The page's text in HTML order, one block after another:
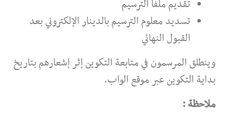
تقديم ملفا الترسيم
تسديد معلوم الترسيم بالدينار الإلكتروني بعد
القبول النهائي
وينطلق المرسمون في متابعة التكوين إثر إشعارهم بتاريخ
بداية التكوين عبر موقع الواب.
ملاحظة :